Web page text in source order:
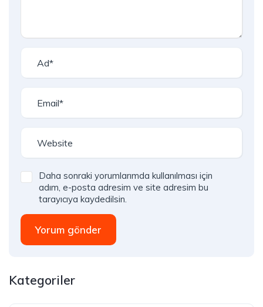
Daha sonraki yorumlarımda kullanılması için
adım, e-posta adresim ve site adresim bu
tarayıcıya kaydedilsin.
Yorum gönder
Kategoriler